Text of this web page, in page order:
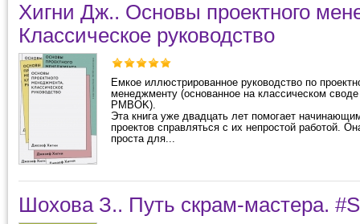
Хигни Дж.. Основы проектного
Классическое руководство
Емкое иллюстрированное руководство по
менеджменту (основанное на классическом своде
PMBOK).
Эта книга уже двадцать лет помогает
проектов справляться с их непростой работой.
проста для...
Шохова З.. Путь скрам-мастера.